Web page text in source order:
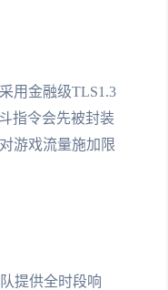
用金融级TLS1.3
指令会先被封装
游戏流量施加限
提供全时段响